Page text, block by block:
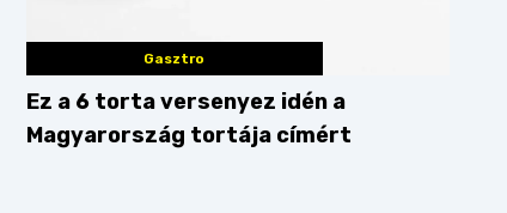
Gasztro
Ez a 6 torta versenyez idén a
Magyarország tortája címért